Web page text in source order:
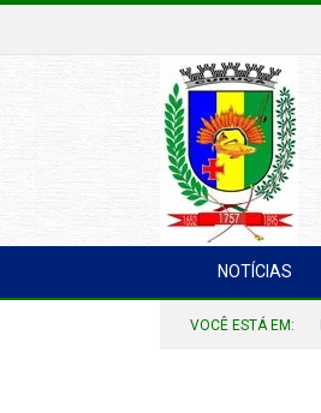
NOTÍCIAS
VOCÊ ESTÁ EM: